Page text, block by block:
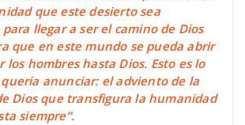
que este desierto sea
llegar a ser el camino de Dios
que en este mundo se pueda abrir
los hombres hasta Dios. Esto es lo
anunciar: el adviento de la
Dios que transfigura la humanidad
siempre”.